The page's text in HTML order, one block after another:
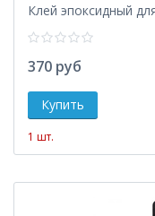
Клей эпоксидный
370 руб
1 шт.